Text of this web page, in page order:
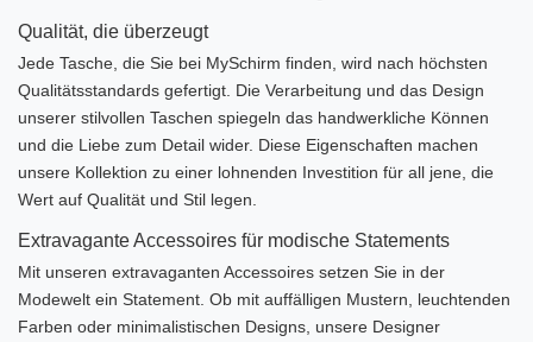
Qualität, die überzeugt
Jede Tasche, die Sie bei MySchirm finden, wird nach höchsten
Qualitätsstandards gefertigt. Die Verarbeitung und das Design
unserer stilvollen Taschen spiegeln das handwerkliche Können
und die Liebe zum Detail wider. Diese Eigenschaften machen
unsere Kollektion zu einer lohnenden Investition für all jene, die
Wert auf Qualität und Stil legen.
Extravagante Accessoires für modische Statements
Mit unseren extravaganten Accessoires setzen Sie in der
Modewelt ein Statement. Ob mit auffälligen Mustern, leuchtenden
Farben oder minimalistischen Designs, unsere Designer